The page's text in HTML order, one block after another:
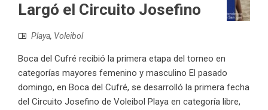
Largó el Circuito Josefino
Playa, Voleibol
Boca del Cufré recibió la primera etapa del torneo en
categorías mayores femenino y masculino El pasado
domingo, en Boca del Cufré, se desarrolló la primera fecha
del Circuito Josefino de Voleibol Playa en categoría libre,